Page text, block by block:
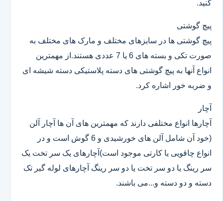
کنید.
پیچ گوشتی
پیچ گوشتی ها در سایزهای مختلف و مارک های مختلف به
صورت تکی و بسته های 6 یا 7 عددی هستند.از مهمترین
انواع آنها به پیچ گوشتی های دسته پلاستیکی دسته شیشه ای
و ضربه خور اشاره کرد.
آچار
آچارها انواع مختلفی دارند که مهمترین های آن ها آچار آلن
(خود آن شامل آلن های خورشیدی و 6 گوش است و در
انواع چاقویی یا کارتی موجود است)آچارهای یک سر تخت یک
سر رینگ یا دو سر تخت یا دو سر رینگ آچارهای لوله گیر تک
دسته و دو دسته و...می باشند.